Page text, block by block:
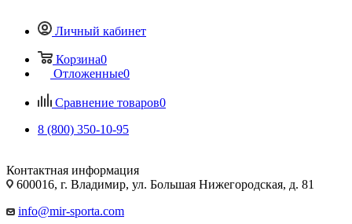
Личный кабинет
Корзина0
Отложенные0
Сравнение товаров0
8 (800) 350-10-95
Контактная информация
600016, г. Владимир, ул. Большая Нижегородская, д. 81
info@mir-sporta.com